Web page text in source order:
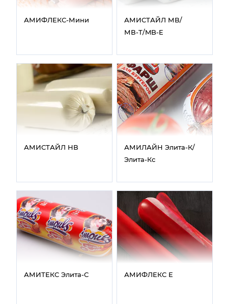
АМИФЛЕКС‑Мини
АМИСТАЙЛ МВ/
МВ‑Т/MB‑E
АМИСТАЙЛ НВ
АМИЛАЙН Элита‑К/
Элита‑Кс
АМИТЕКС Элита‑С АМИФЛЕКС Е